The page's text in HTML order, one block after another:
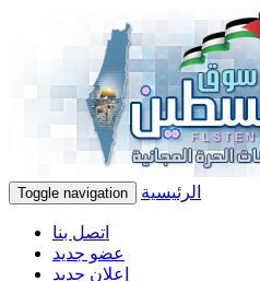
Toggle navigation الرئيسية
اتصل بنا
عضو جديد
إعلان جديد